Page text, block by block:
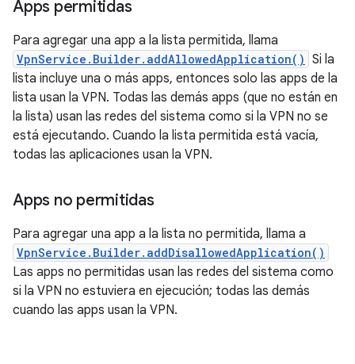
Apps permitidas
Para agregar una app a la lista permitida, llama
VpnService.Builder.addAllowedApplication() Si la
lista incluye una o más apps, entonces solo las apps de la
lista usan la VPN. Todas las demás apps (que no están en
la lista) usan las redes del sistema como si la VPN no se
está ejecutando. Cuando la lista permitida está vacía,
todas las aplicaciones usan la VPN.
Apps no permitidas
Para agregar una app a la lista no permitida, llama a
VpnService.Builder.addDisallowedApplication()
Las apps no permitidas usan las redes del sistema como
si la VPN no estuviera en ejecución; todas las demás
cuando las apps usan la VPN.